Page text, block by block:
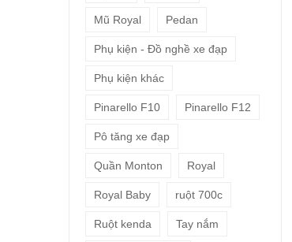
Mũ Royal Pedan
Phụ kiện - Đồ nghề xe đạp
Phụ kiện khác
Pinarello F10 Pinarello F12
Pô tăng xe đạp
Quần Monton Royal
Royal Baby ruột 700c
Ruột kenda Tay nắm